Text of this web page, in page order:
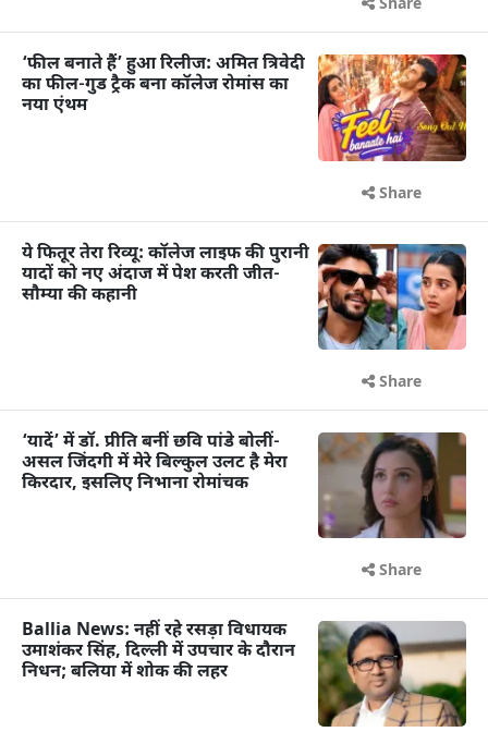
Share
‘फील बनाते हैं’ हुआ रिलीज: अमित त्रिवेदी
का फील-गुड ट्रैक बना कॉलेज रोमांस का
नया एंथम
Share
ये फितूर तेरा रिव्यू: कॉलेज लाइफ की पुरानी
यादों को नए अंदाज में पेश करती जीत-
सौम्या की कहानी
Share
‘यादें’ में डॉ. प्रीति बनीं छवि पांडे बोलीं-
असल जिंदगी में मेरे बिल्कुल उलट है मेरा
किरदार, इसलिए निभाना रोमांचक
Share
Ballia News: नहीं रहे रसड़ा विधायक
उमाशंकर सिंह, दिल्ली में उपचार के दौरान
निधन; बलिया में शोक की लहर